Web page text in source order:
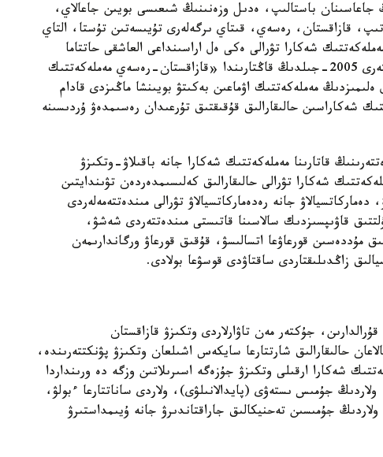
جاعاسىنان باستالىپ، ەدىل وزەنىنىڭ شىعىسى بويىن جاعالاي،
قازاقستان، رەسەي، قىتاي ىرگەلەرى تۇيىسەتىن تۇستا، التاي
شەكارا تۋرالى ەكى ەل اراسىنداعى العاشقى حاتتاما
1998-جىلى رەسىمدەلدى. ەكى ەل پرەزيدەنتتەرى 2005-جىلدىڭ قاڭتارىندا «قازاقستان-رەسەي مەملەكەتتىك
مەملەكەتتىك اۋماعىن بەكىتۋ بويىنشا ماڭىزدى قادام
شەكاراسىن حالىقارالىق قۇقىقتىق تۇرعىدان رەسىمدەۋ ۇردىسىنە
قاتارىنا مەملەكەتتىك شەكارا جانە باقىلاۋ-وتكىزۋ
شەكارا تۋرالى حالىقارالىق كەلىسىمدەردەن تۋىندايتىن
جانە رەدەماركاتسيالاۋ تۋرالى مىندەتتەمەلەردى
قاۋىپسىزدىك سالاسىنا قاتىستى مىندەتتەردى شەشۋ،
مۇددەسىن قورعاۋعا اتسالىسۋ، قۇقىق قورعاۋ ورگاندارىمەن
زاڭدىلىقتاردى ساقتاۋدى قوسۋعا بولادى.
جۇكتەر مەن تاۋارلاردى وتكىزۋ قازاقستان
حالىقارالىق شارتتارعا سايكەس اشىلعان وتكىزۋ پۋنكتتەرىندە،
شەكارا ارقىلى وتكىزۋ جۇزەگە اسىرىلاتىن وزگە دە ورىنداردا
جۇمىس ىستەۋى (پايدالانىلۋى)، ولاردى ساناتتارعا ءبولۋ،
جۇمىسىن تەحنيكالىق جاراقتاندىرۋ جانە ۇيىمداستىرۋ